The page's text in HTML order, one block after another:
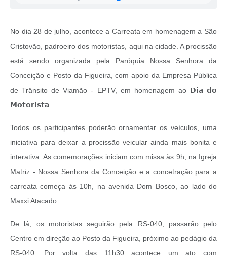
No dia 28 de julho, acontece a Carreata em homenagem a São
Cristovão, padroeiro dos motoristas, aqui na cidade. A procissão
está sendo organizada pela Paróquia Nossa Senhora da
Conceição e Posto da Figueira, com apoio da Empresa Pública
de Trânsito de Viamão - EPTV, em homenagem ao 𝗗𝗶𝗮 𝗱𝗼
𝗠𝗼𝘁𝗼𝗿𝗶𝘀𝘁𝗮.
Todos os participantes poderão ornamentar os veículos, uma
iniciativa para deixar a procissão veicular ainda mais bonita e
interativa. As comemorações iniciam com missa às 9h, na Igreja
Matriz - Nossa Senhora da Conceição e a concetração para a
carreata começa às 10h, na avenida Dom Bosco, ao lado do
Maxxi Atacado.
De lá, os motoristas seguirão pela RS-040, passarão pelo
Centro em direção ao Posto da Figueira, próximo ao pedágio da
RS-040. Por volta das 11h30 acontece um ato com